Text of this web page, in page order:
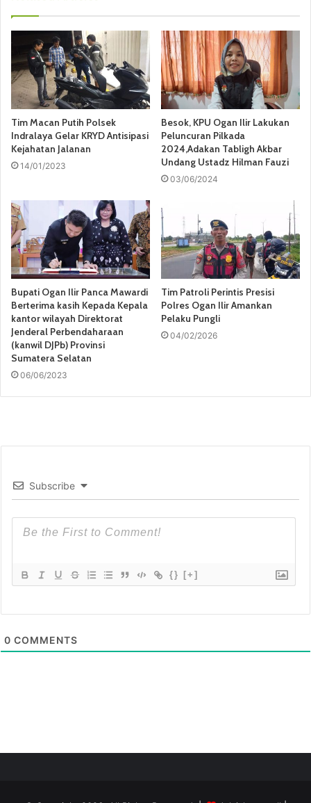
Tim Macan Putih Polsek
Indralaya Gelar KRYD Antisipasi
Kejahatan Jalanan
14/01/2023
Besok, KPU Ogan Ilir Lakukan
Peluncuran Pilkada
2024,Adakan Tabligh Akbar
Undang Ustadz Hilman Fauzi
03/06/2024
Bupati Ogan Ilir Panca Mawardi
Berterima kasih Kepada Kepala
kantor wilayah Direktorat
Jenderal Perbendaharaan
(kanwil DJPb) Provinsi
Sumatera Selatan
06/06/2023
Tim Patroli Perintis Presisi
Polres Ogan Ilir Amankan
Pelaku Pungli
04/02/2026
Subscribe
{} [+]
0 COMMENTS